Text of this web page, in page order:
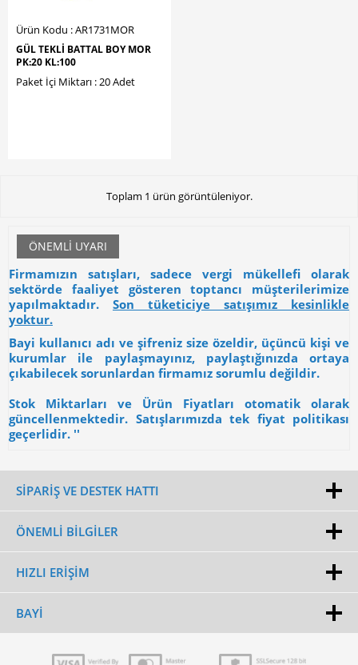
Ürün Kodu : AR1731MOR
GÜL TEKLİ BATTAL BOY MOR
PK:20 KL:100
Paket İçi Miktarı : 20 Adet
Toplam 1 ürün görüntüleniyor.
ÖNEMLI UYARI
Firmamızın satışları, sadece vergi mükellefi olarak
sektörde faaliyet gösteren toptancı müşterilerimize
yapılmaktadır. Son tüketiciye satışımız kesinlikle
yoktur.
Bayi kullanıcı adı ve şifreniz size özeldir, üçüncü kişi ve
kurumlar ile paylaşmayınız, paylaştığınızda ortaya
çıkabilecek sorunlardan firmamız sorumlu değildir.
Stok Miktarları ve Ürün Fiyatları otomatik olarak
güncellenmektedir. Satışlarımızda tek fiyat politikası
geçerlidir. ''
SİPARİŞ VE DESTEK HATTI
ÖNEMLI BILGILER
HIZLI ERIŞIM
BAYI